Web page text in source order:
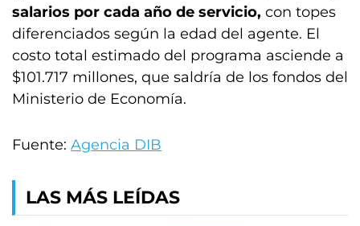
salarios por cada año de servicio, con topes
diferenciados según la edad del agente. El
costo total estimado del programa asciende a
$101.717 millones, que saldría de los fondos del
Ministerio de Economía.
Fuente: Agencia DIB
LAS MÁS LEÍDAS